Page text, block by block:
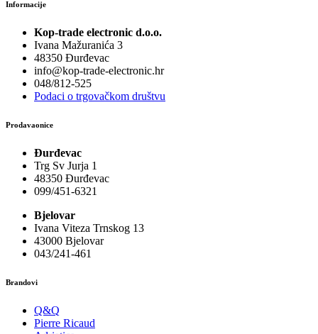
Informacije
Kop-trade electronic d.o.o.
Ivana Mažuranića 3
48350 Đurđevac
info@kop-trade-electronic.hr
048/812-525
Podaci o trgovačkom društvu
Prodavaonice
Đurđevac
Trg Sv Jurja 1
48350 Đurđevac
099/451-6321
Bjelovar
Ivana Viteza Trnskog 13
43000 Bjelovar
043/241-461
Brandovi
Q&Q
Pierre Ricaud